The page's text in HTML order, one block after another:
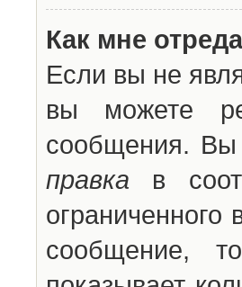
Как мне
Если вы не
вы можете
сообщения. Вы
правка в
ограниченного
сообщение,